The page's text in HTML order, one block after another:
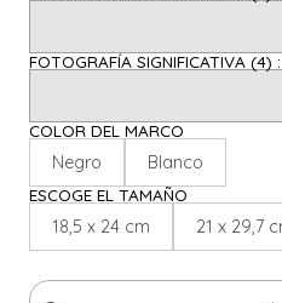
FOTOGRAFÍA SIGNIFICATIVA (4) :
COLOR DEL MARCO
Negro Blanco
ESCOGE EL TAMAÑO
18,5 x 24 cm 21 x 29,7